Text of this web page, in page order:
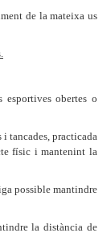
de la mateixa us
obertes o
tancades, practicada
físic i mantenint la
possible mantindre
la distància de